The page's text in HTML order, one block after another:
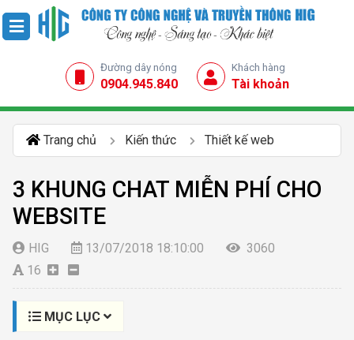
Đường dây nóng
0904.945.840
Khách hàng
Tài khoản
Trang chủ Kiến thức Thiết kế web
3 KHUNG CHAT MIỄN PHÍ CHO
WEBSITE
HIG 13/07/2018 18:10:00
3060
16
MỤC LỤC